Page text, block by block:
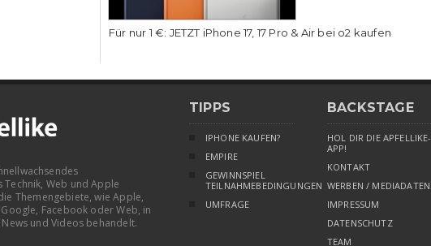
Für nur 1 €: JETZT iPhone 17, 17 Pro & Air bei o2 kaufen
Technik, Web und Apple
Themengebiete, wie Apple,
Facebook oder Web, in
und Videos behandelt.
TIPPS
IPHONE KAUFEN?
EMPIRE
GEWINNSPIEL
TEILNAHMEBEDINGUNGEN
UMFRAGE
BACKSTAGE
HOL DIR DIE APFELLIKE-
APP!
KONTAKT
WERBEN / MEDIADATEN
IMPRESSUM
DATENSCHUTZ
TEAM